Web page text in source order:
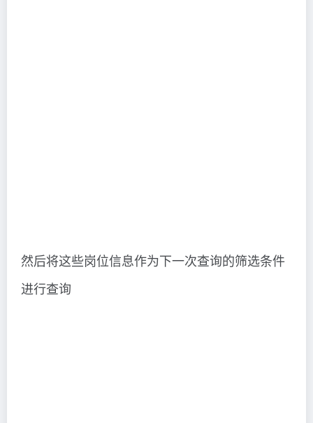
然后将这些岗位信息作为下一次查询的筛选条件
进行查询